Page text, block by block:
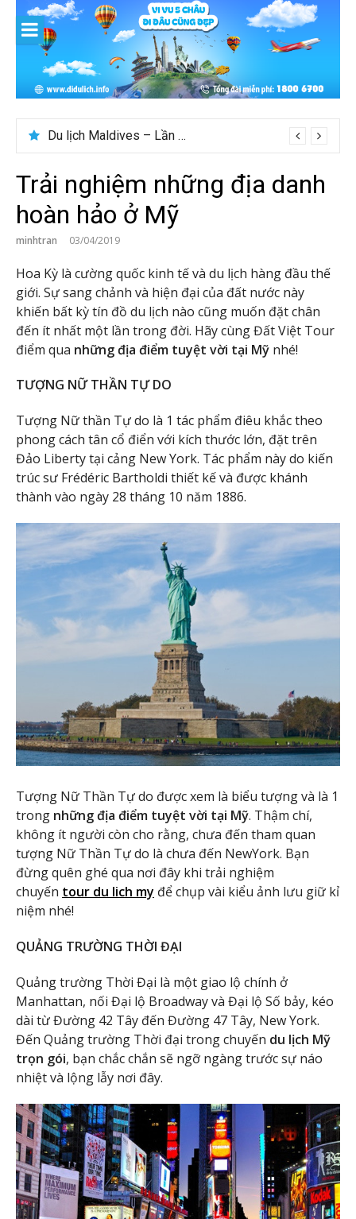
content
Nên du lịch ở đâu ” giá tốt” dịp lễ quốc khánh 2/9
Trải nghiệm những địa danh
hoàn hảo ở Mỹ
minhtran 03/04/2019
Hoa Kỳ là cường quốc kinh tế và du lịch hàng đầu thế
giới. Sự sang chảnh và hiện đại của đất nước này
khiến bất kỳ tín đồ du lịch nào cũng muốn đặt chân
đến ít nhất một lần trong đời. Hãy cùng Đất Việt Tour
điểm qua những địa điểm tuyệt vời tại Mỹ nhé!
TƯỢNG NỮ THẦN TỰ DO
Tượng Nữ thần Tự do là 1 tác phẩm điêu khắc theo
phong cách tân cổ điển với kích thước lớn, đặt trên
Đảo Liberty tại cảng New York. Tác phẩm này do kiến
trúc sư Frédéric Bartholdi thiết kế và được khánh
thành vào ngày 28 tháng 10 năm 1886.
Tượng Nữ Thần Tự do được xem là biểu tượng và là 1
trong những địa điểm tuyệt vời tại Mỹ. Thậm chí,
không ít người còn cho rằng, chưa đến tham quan
tượng Nữ Thần Tự do là chưa đến NewYork. Bạn
đừng quên ghé qua nơi đây khi trải nghiệm
chuyến tour du lich my để chụp vài kiểu ảnh lưu giữ kỉ
niệm nhé!
QUẢNG TRƯỜNG THỜI ĐẠI
Quảng trường Thời Đại là một giao lộ chính ở
Manhattan, nối Đại lộ Broadway và Đại lộ Số bảy, kéo
dài từ Đường 42 Tây đến Đường 47 Tây, New York.
Đến Quảng trường Thời đại trong chuyến du lịch Mỹ
trọn gói, bạn chắc chắn sẽ ngỡ ngàng trước sự náo
nhiệt và lộng lẫy nơi đây.